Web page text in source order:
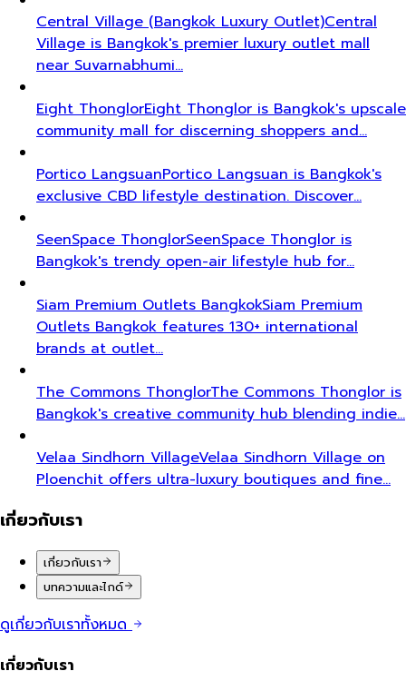
Central Village (Bangkok Luxury Outlet)Central
Village is Bangkok's premier luxury outlet mall
near Suvarnabhumi…
Eight ThonglorEight Thonglor is Bangkok's upscale
community mall for discerning shoppers and…
Portico LangsuanPortico Langsuan is Bangkok's
exclusive CBD lifestyle destination. Discover…
SeenSpace ThonglorSeenSpace Thonglor is
Bangkok's trendy open-air lifestyle hub for…
Siam Premium Outlets BangkokSiam Premium
Outlets Bangkok features 130+ international
brands at outlet…
The Commons ThonglorThe Commons Thonglor is
Bangkok's creative community hub blending indie…
Velaa Sindhorn VillageVelaa Sindhorn Village on
Ploenchit offers ultra-luxury boutiques and fine…
เกี่ยวกับเรา
เกี่ยวกับเรา
บทความและไกด์
ดูเกี่ยวกับเราทั้งหมด
เกี่ยวกับเรา